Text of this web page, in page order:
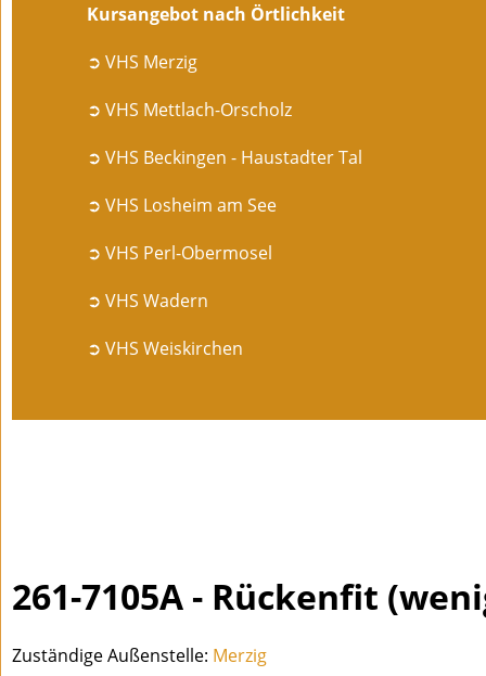
Kursangebot nach Örtlichkeit
➲ VHS Merzig
➲ VHS Mettlach-Orscholz
➲ VHS Beckingen - Haustadter Tal
➲ VHS Losheim am See
➲ VHS Perl-Obermosel
➲ VHS Wadern
➲ VHS Weiskirchen
261-7105A - Rückenfit
Zuständige Außenstelle: Merzig